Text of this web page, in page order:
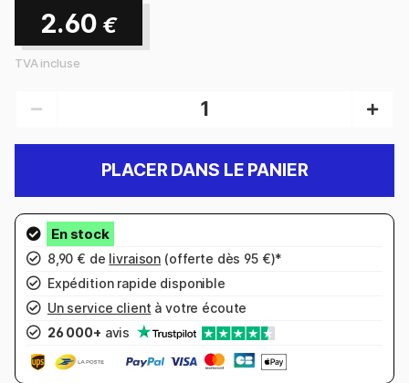
2.60 €
TVA incluse
PLACER DANS LE PANIER
8,90 € de livraison (offerte dès 95 €)*
Expédition rapide disponible
Un service client à votre écoute
26 000+ avis